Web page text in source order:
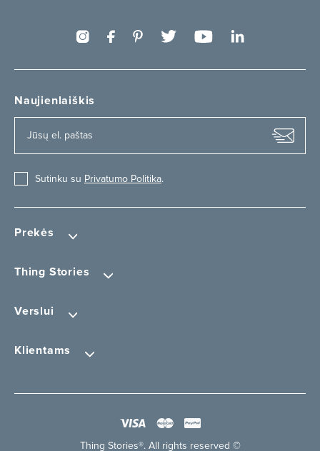
Prekės
Thing Stories
Verslui
Klientams
Naujienlaiškis
Sutinku su Privatumo Politika.
Thing Stories®. All rights reserved ©